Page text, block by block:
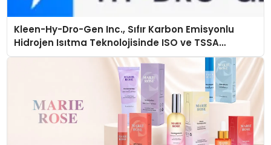
Kleen-Hy-Dro-Gen Inc., Sıfır Karbon Emisyonlu
Hidrojen Isıtma Teknolojisinde ISO ve TSSA
Düzenleyici Onaylarını Aldı